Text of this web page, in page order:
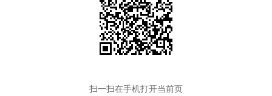
扫一扫在手机打开当前页